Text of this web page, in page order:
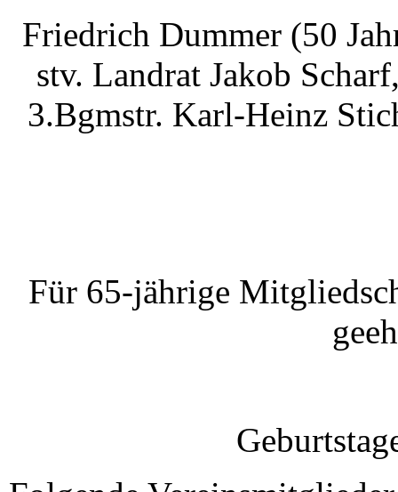
Friedrich Dummer (50
stv. Landrat Jakob
3.Bgmstr. Karl-Heinz
Für 65-jährige